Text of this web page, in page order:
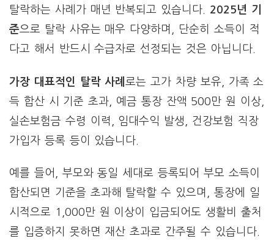
탈락하는 사례가 매년 반복되고 있습니다. 2025년 기
준으로 탈락 사유는 매우 다양하며, 단순히 소득이 적
다고 해서 반드시 수급자로 선정되는 것은 아닙니다.
가장 대표적인 탈락 사례로는 고가 차량 보유, 가족 소
득 합산 시 기준 초과, 예금 통장 잔액 500만 원 이상,
실손보험금 수령 이력, 임대수익 발생, 건강보험 직장
가입자 등록 등이 있습니다.
예를 들어, 부모와 동일 세대로 등록되어 부모 소득이
합산되면 기준을 초과해 탈락할 수 있으며, 통장에 일
시적으로 1,000만 원 이상이 입금되어도 생활비 출처
를 입증하지 못하면 재산 초과로 간주될 수 있습니다.